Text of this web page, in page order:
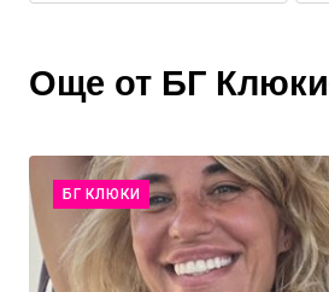
Още от БГ Клюки
БГ КЛЮКИ